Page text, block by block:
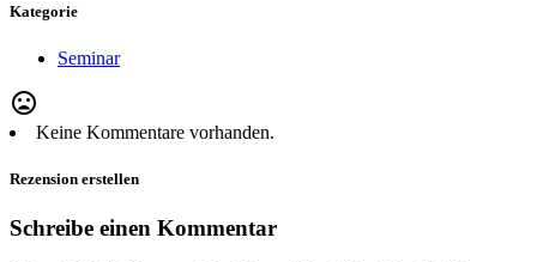
Kategorie
Seminar
mood_bad
Keine Kommentare vorhanden.
Rezension erstellen
Schreibe einen Kommentar